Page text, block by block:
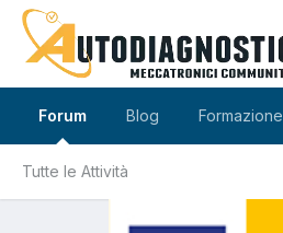
Forum
Tutte le Attività
Blog Formazione